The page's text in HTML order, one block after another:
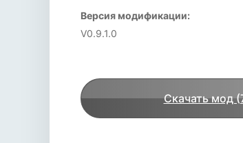
Версия модификации:
V0.9.1.0
Скачать мод